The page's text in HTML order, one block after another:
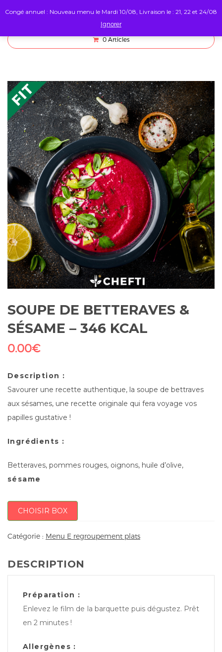
0 Articles
SOUPE DE BETTERAVES &
SÉSAME – 346 KCAL
0.00€
Description :
Savourer une recette authentique, la soupe de bettraves
aux sésames, une recette originale qui fera voyage vos
papilles gustative !
Ingrédients :
Betteraves, pommes rouges, oignons, huile d’olive,
sésame
CHOISIR BOX
Catégorie : Menu E regroupement plats
DESCRIPTION
Préparation :
Enlevez le film de la barquette puis dégustez. Prêt
en 2 minutes !
Allergènes :
Congé annuel : Nouveau menu le Mardi 10/08, Livraison le : 21, 22 et 24/08
Ignorer